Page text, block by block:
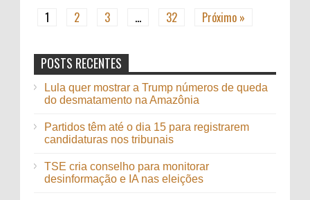
1 2 3 … 32 Próximo »
POSTS RECENTES
Lula quer mostrar a Trump números de queda
do desmatamento na Amazônia
Partidos têm até o dia 15 para registrarem
candidaturas nos tribunais
TSE cria conselho para monitorar
desinformação e IA nas eleições